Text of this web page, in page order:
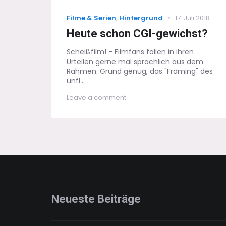
Categories
Filme & Serien, Hintergrund
Posted
on
17. Juli 2018
Heute schon CGI-gewichst?
Scheißfilm! - Filmfans fallen in ihren
Urteilen gerne mal sprachlich aus dem
Rahmen. Grund genug, das "Framing" des
unfl...
Leave a commenton
Neueste Beiträge